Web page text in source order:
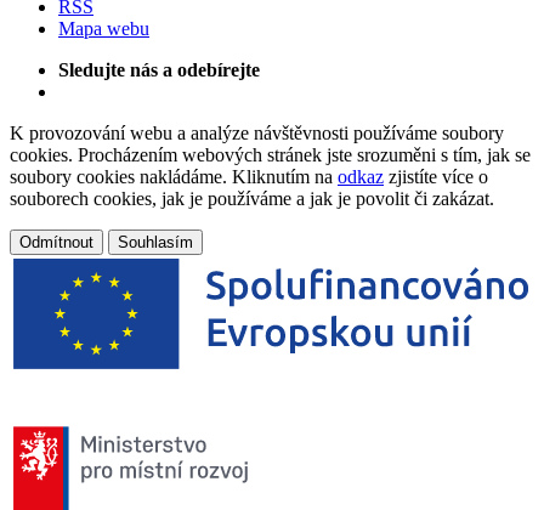
RSS
Mapa webu
Sledujte nás a odebírejte
K provozování webu a analýze návštěvnosti používáme soubory
cookies. Procházením webových stránek jste srozuměni s tím, jak se
soubory cookies nakládáme. Kliknutím na odkaz zjistíte více o
souborech cookies, jak je používáme a jak je povolit či zakázat.
Odmítnout Souhlasím